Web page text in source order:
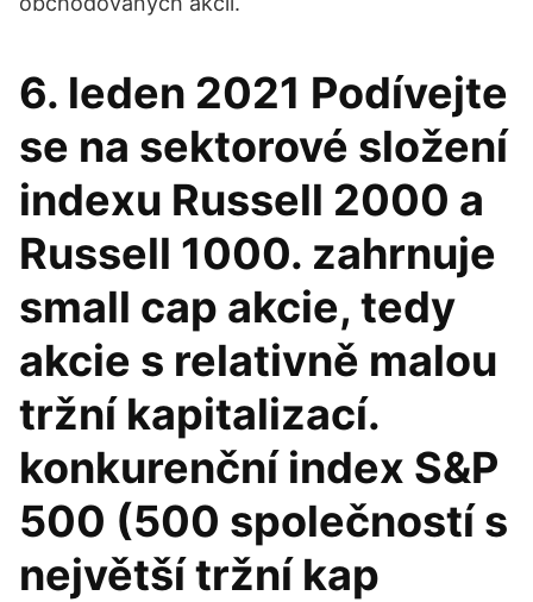
6. leden 2021 Podívejte
se na sektorové složení
indexu Russell 2000 a
Russell 1000. zahrnuje
small cap akcie, tedy
akcie s relativně malou
tržní kapitalizací.
konkurenční index S&P
500 (500 společností s
největší tržní kap